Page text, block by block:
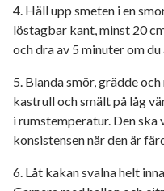
4. Häll upp smeten i en
löstagbar kant, minst 20
och dra av 5 minuter om
5. Blanda smör, grädde
kastrull och smält på låg
i rumstemperatur. Den
konsistensen när den är
6. Låt kakan svalna helt